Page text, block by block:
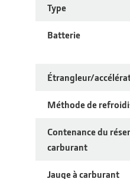
Type
Batterie
Étrangleur/
Méthode de
Contenance du
carburant
Jauge à carburant